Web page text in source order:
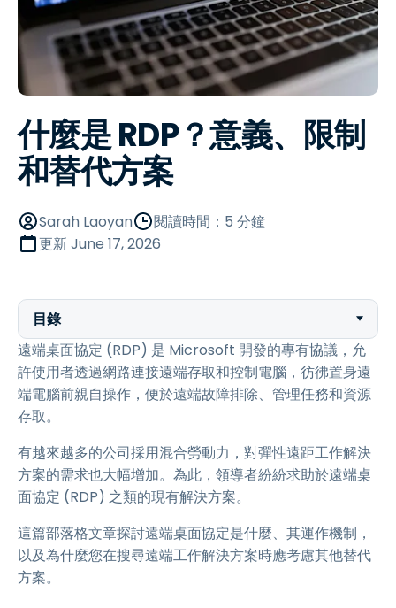
什麼是 RDP？意義、限制
和替代方案
Sarah Laoyan
閱讀時間：5 分鐘
更新June 17, 2026
目錄
遠端桌面協定 (RDP) 是 Microsoft 開發的專有協議，允
許使用者透過網路連接遠端存取和控制電腦，彷彿置身遠
端電腦前親自操作，便於遠端故障排除、管理任務和資源
存取。
有越來越多的公司採用混合勞動力，對彈性遠距工作解決
方案的需求也大幅增加。為此，領導者紛紛求助於遠端桌
面協定 (RDP) 之類的現有解決方案。
這篇部落格文章探討遠端桌面協定是什麼、其運作機制，
以及為什麼您在搜尋遠端工作解決方案時應考慮其他替代
方案。